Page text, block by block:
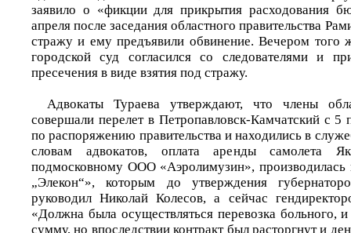
заявило о «фикции для прикрытия расходования
апреля после заседания областного правительства
стражу и ему предъявили обвинение. Вечером того
городской суд согласился со следователями и
пресечения в виде взятия под стражу.
Адвокаты Тураева утверждают, что члены
совершали перелет в Петропавловск-Камчатский с 5
по распоряжению правительства и находились в
словам адвокатов, оплата аренды самолета
подмосковному ООО «Аэролимузин»,
„Элекон“», которым до утверждения
руководил Николай Колесов, а сейчас
«Должна была осуществляться перевозка больного,
сумму, но впоследствии контракт был расторгнут и